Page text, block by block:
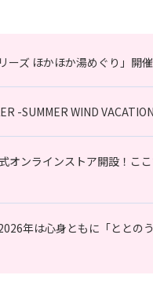
ーズ ほかほか湯めぐり」開
-SUMMER WIND
オンラインストア開設！こ
年は心身ともに「ととの